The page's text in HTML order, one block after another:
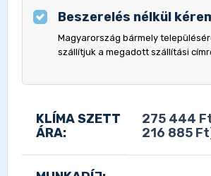
Beszerelés nélkül
Magyarország bármely
szállítjuk a megadott szállítási
KLÍMA SZETT
ÁRA:
275 444
216 885 Ft